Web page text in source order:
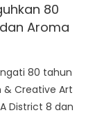
80
Aroma
80 tahun
& Creative Art
District 8 dan